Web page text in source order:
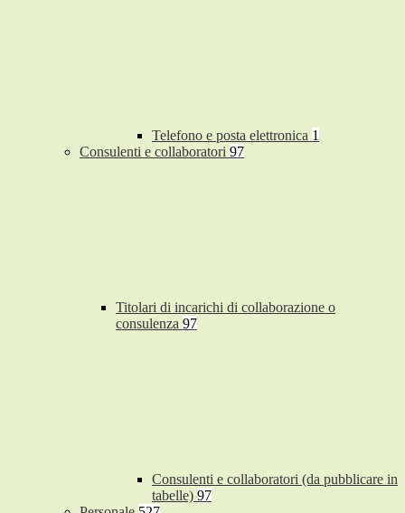
Telefono e posta elettronica 1
Consulenti e collaboratori 97
Titolari di incarichi di collaborazione o
consulenza 97
Consulenti e collaboratori (da pubblicare in
tabelle) 97